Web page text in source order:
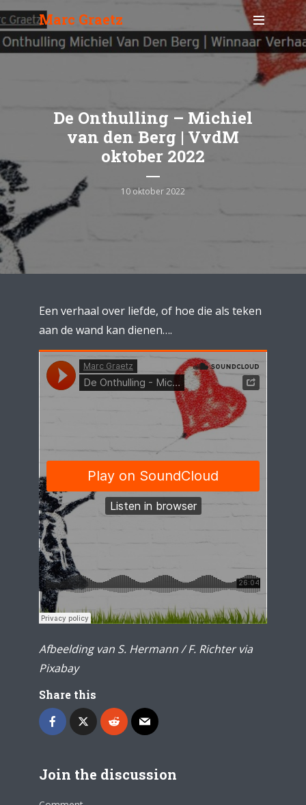
Marc Graetz
De Onthulling – Michiel
van den Berg | VvdM
oktober 2022
10 oktober 2022
Een verhaal over liefde, of hoe die als teken
aan de wand kan dienen….
Afbeelding van S. Hermann / F. Richter via
Pixabay
Share this
Join the discussion